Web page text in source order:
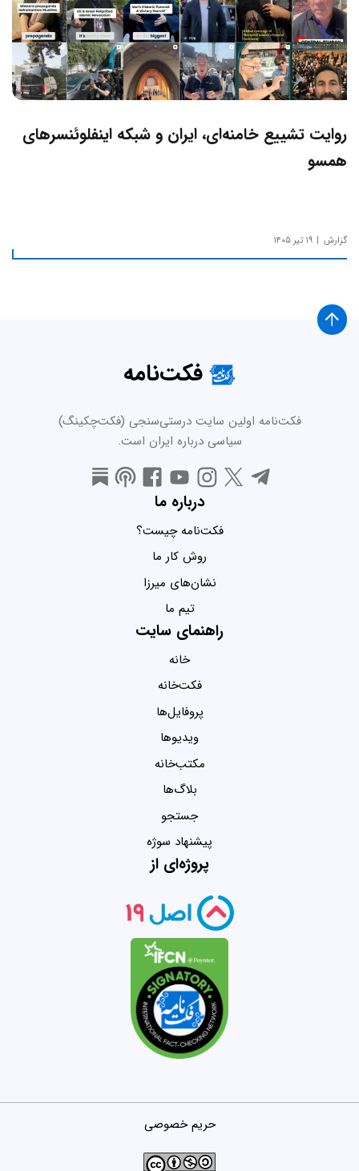
روایت تشییع خامنه‌ای، ایران و شبکه اینفلوئنسرهای
همسو
گزارش ۱۹ تیر ۱۴۰۵
فکت‌نامه
فکت‌نامه اولین سایت درستی‌سنجی (فکت‌چکینگ)
سیاسی درباره ایران است.
درباره ما
فکت‌نامه چیست؟
روش کار ما
نشان‌های میرزا
تیم ما
راهنمای سایت
خانه
فکت‌خانه
پروفایل‌ها
ویدیو‌ها
مکتب‌خانه
بلاگ‌ها
جستجو
پیشنهاد سوژه
پروژه‌ای از
حریم خصوصی